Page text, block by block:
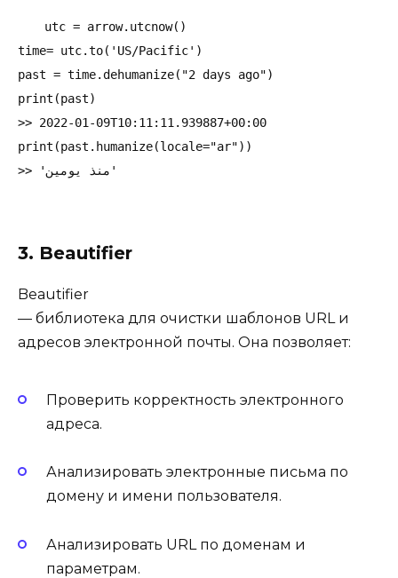
utc = arrow.utcnow()
time= utc.to('US/Pacific')
past = time.dehumanize("2 days ago")
print(past)
>> 2022-01-09T10:11:11.939887+00:00
print(past.humanize(locale="ar"))
>> 'منذ يومين'
3. Beautifier
Beautifier
— библиотека для очистки шаблонов URL и
адресов электронной почты. Она позволяет:
Проверить корректность электронного
адреса.
Анализировать электронные письма по
домену и имени пользователя.
Анализировать URL по доменам и
параметрам.